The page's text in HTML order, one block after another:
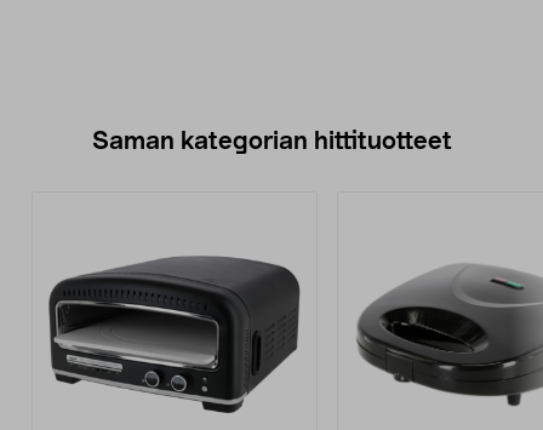
Saman kategorian hittituotteet